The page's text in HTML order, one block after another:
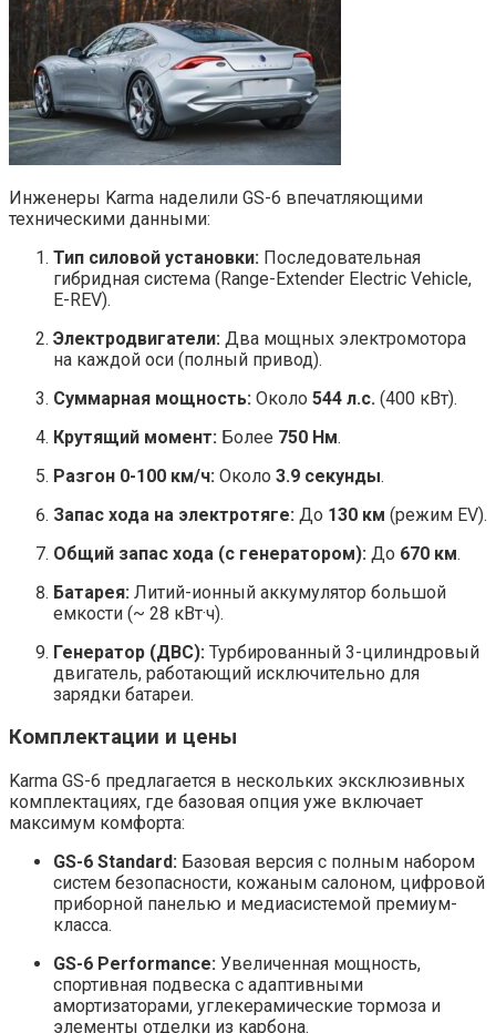
Инженеры Karma наделили GS-6 впечатляющими
техническими данными:
Тип силовой установки: Последовательная
гибридная система (Range-Extender Electric Vehicle,
E-REV).
Электродвигатели: Два мощных электромотора
на каждой оси (полный привод).
Суммарная мощность: Около 544 л.с. (400 кВт).
Крутящий момент: Более 750 Нм.
Разгон 0-100 км/ч: Около 3.9 секунды.
Запас хода на электротяге: До 130 км (режим EV).
Общий запас хода (с генератором): До 670 км.
Батарея: Литий-ионный аккумулятор большой
емкости (~ 28 кВт·ч).
Генератор (ДВС): Турбированный 3-цилиндровый
двигатель, работающий исключительно для
зарядки батареи.
Комплектации и цены
Karma GS-6 предлагается в нескольких эксклюзивных
комплектациях, где базовая опция уже включает
максимум комфорта:
GS-6 Standard: Базовая версия с полным набором
систем безопасности, кожаным салоном, цифровой
приборной панелью и медиасистемой премиум-
класса.
GS-6 Performance: Увеличенная мощность,
спортивная подвеска с адаптивными
амортизаторами, углекерамические тормоза и
элементы отделки из карбона.